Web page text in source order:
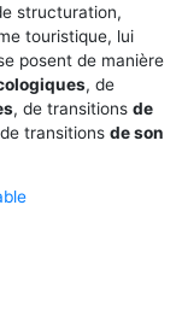
structuration,
touristique, lui
posent de manière
, de
, de transitions de
transitions de son